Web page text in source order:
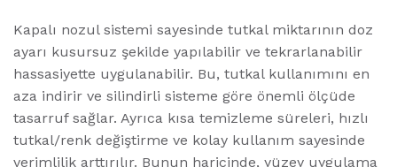
Kapalı nozul sistemi sayesinde tutkal miktarının doz
ayarı kusursuz şekilde yapılabilir ve tekrarlanabilir
hassasiyette uygulanabilir. Bu, tutkal kullanımını en
aza indirir ve silindirli sisteme göre önemli ölçüde
tasarruf sağlar. Ayrıca kısa temizleme süreleri, hızlı
tutkal/renk değiştirme ve kolay kullanım sayesinde
verimlilik arttırılır. Bunun haricinde, yüzey uygulama